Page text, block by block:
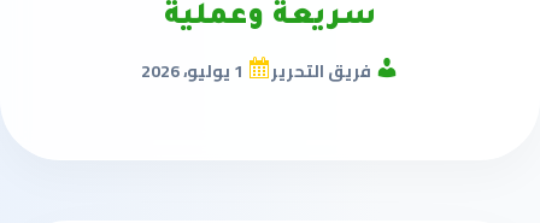
سريعة وعملية
فريق التحرير